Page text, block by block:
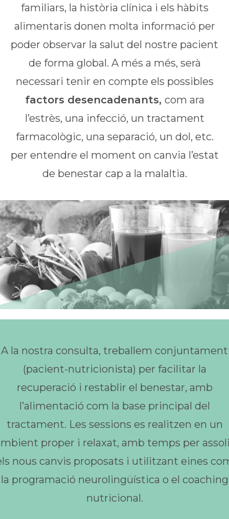
familiars, la història clínica i els hàbits
alimentaris donen molta informació per
poder observar la salut del nostre pacient
de forma global. A més a més, serà
necessari tenir en compte els possibles
factors desencadenants, com ara
l’estrès, una infecció, un tractament
farmacològic, una separació, un dol, etc.
per entendre el moment on canvia l’estat
de benestar cap a la malaltia.
A la nostra consulta, treballem conjuntament
(pacient-nutricionista) per facilitar la
recuperació i restablir el benestar, amb
l’alimentació com la base principal del
tractament. Les sessions es realitzen en un
proper i relaxat, amb temps per
nous canvis proposats i utilitzant eines
la programació neurolingüística o el coaching
nutricional.